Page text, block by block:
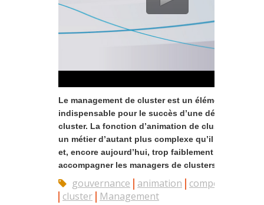
Le management de cluster est un élément clé et
indispensable pour le succès d’une démarche de
cluster. La fonction d’animation de cluster renvoie
un métier d’autant plus complexe qu’il est
et, encore aujourd’hui, trop faiblement reconnu.
accompagner les managers de clusters désireux
gouvernance animation
compétence
cluster
Management